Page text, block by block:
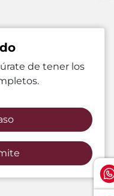
de tener los